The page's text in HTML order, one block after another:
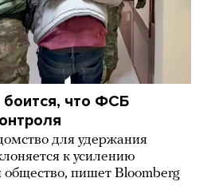
боится, что ФСБ
для удержания
к усилению
общество, пишет Bloomberg